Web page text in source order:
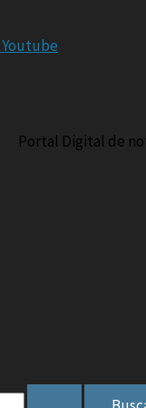
Youtube
Portal Digital de